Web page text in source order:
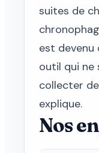
suites de
est devenu
outil qui ne
collecter
explique.
Nos